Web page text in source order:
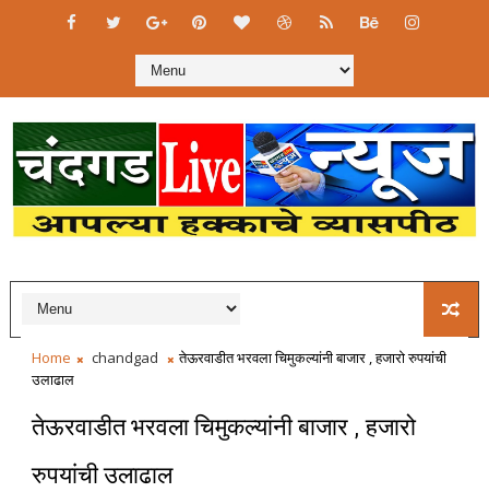
Home chandgad
तेऊरवाडीत भरवला चिमुकल्यांनी बाजार , हजारो रुपयांची
उलाढाल
तेऊरवाडीत भरवला चिमुकल्यांनी बाजार , हजारो
रुपयांची उलाढाल